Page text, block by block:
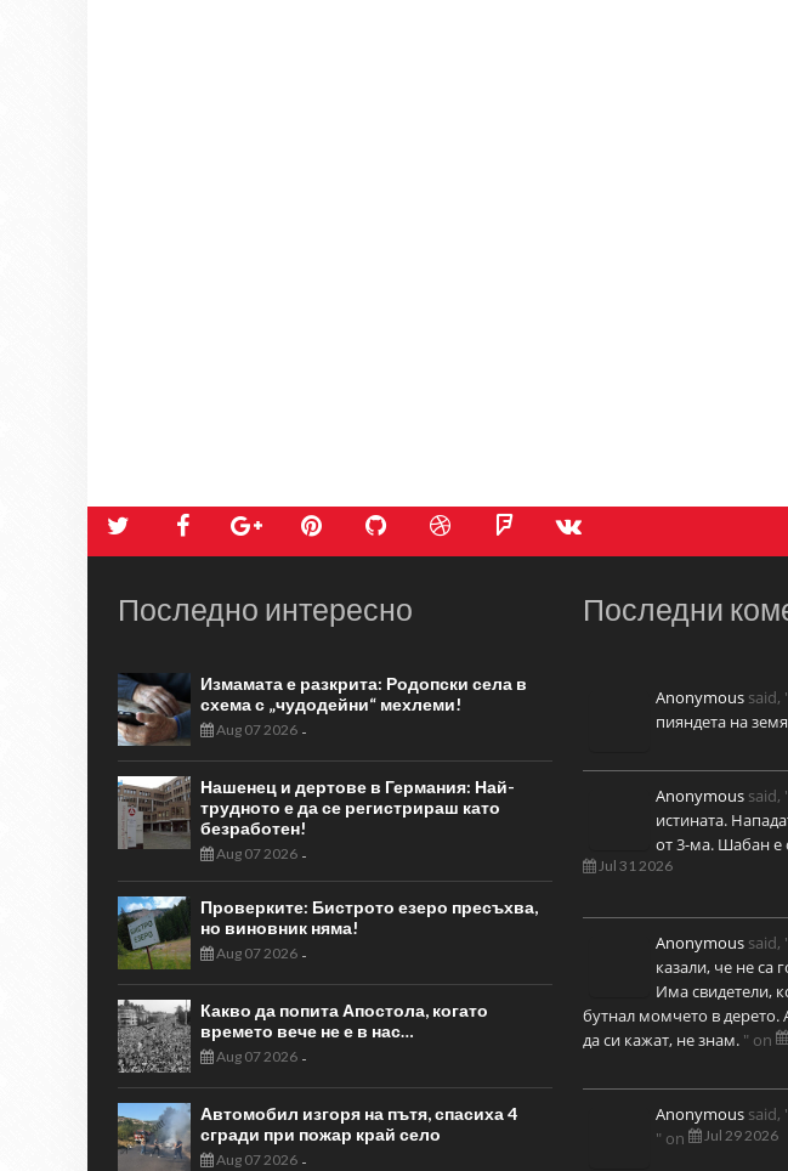
Последно интересно
Измамата е разкрита: Родопски села в
схема с „чудодейни“ мехлеми!
Aug 07 2026 -
Нашенец и дертове в Германия: Най-
трудното е да се регистрираш като
безработен!
Aug 07 2026 -
Проверките: Бистрото езеро пресъхва,
но виновник няма!
Aug 07 2026 -
Какво да попита Апостола, когато
времето вече не е в нас…
Aug 07 2026 -
Автомобил изгоря на пътя, спасиха 4
сгради при пожар край село
Aug 07 2026 -
Последни
Anonymous said, "
пияндета на
Anonymous said, "
истината.
от 3-ма. Шабан е
Jul 31 2026
Anonymous said,
казали, че не са
Има свидетели,
бутнал момчето в дерето.
да си кажат, не знам. " on
Anonymous said, "
" on
Jul 29 2026